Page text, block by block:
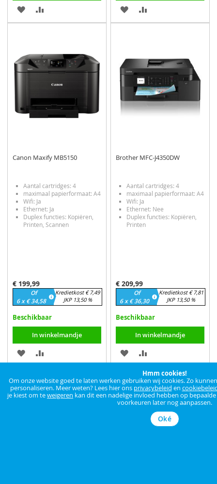
Hmm cookies!
Om onze website goed te laten werken gebruiken wij cookies. Zo
personaliseren. Meer weten? Lees hier ons privacybeleid en
je kiest om teweigeren kan dit een nadelige invloed hebben op
voorkeuren later nog aanpassen.
Oké
VOEG
TOE
VERLANGLIJST
OM
VERGELIJKEN
VOEG
TOE
VERLANGLIJST
OM
VERGELIJKEN
Canon Maxify MB5150
Aantal cartridges: 4
maximaal papierformaat: A4
Wifi: Ja
Ethernet: Ja
Duplex functies: Kopiëren,
Printen, Scannen
€ 199,99
Of
6 x € 34,58
Kredietkost € 7,49
JKP 13,50 %
Beschikbaar
In winkelmandje
VOEG
AAN TE
Brother MFC-J4350DW
Aantal cartridges: 4
maximaal papierformaat: A4
Wifi: Ja
Ethernet: Nee
Duplex functies: Kopiëren,
Printen
€ 209,99
Of
6 x € 36,30
Kredietkost € 7,81
JKP 13,50 %
Beschikbaar
In winkelmandje
VOEG
AAN
VERLANGLIJST
TE
VERGELIJKEN